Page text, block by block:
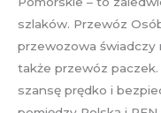
szlaków. Przewóz
przewozowa świadczy
także przewóz
szansę prędko i